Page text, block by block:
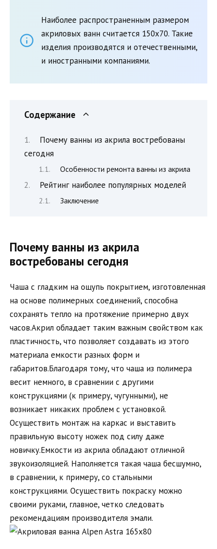
Наиболее распространенным размером
акриловых ванн считается 150х70. Такие
изделия производятся и отечественными,
и иностранными компаниями.
Содержание
Почему ванны из акрила востребованы
сегодня
Особенности ремонта ванны из акрила
Рейтинг наиболее популярных моделей
Заключение
Почему ванны из акрила
востребованы сегодня
Чаша с гладким на ощупь покрытием, изготовленная
на основе полимерных соединений, способна
сохранять тепло на протяжение примерно двух
часов.Акрил обладает таким важным свойством как
пластичность, что позволяет создавать из этого
материала емкости разных форм и
габаритов.Благодаря тому, что чаша из полимера
весит немного, в сравнении с другими
конструкциями (к примеру, чугунными), не
возникает никаких проблем с установкой.
Осуществить монтаж на каркас и выставить
правильную высоту ножек под силу даже
новичку.Емкости из акрила обладают отличной
звукоизоляцией. Наполняется такая чаша бесшумно,
в сравнении, к примеру, со стальными
конструкциями. Осуществить покраску можно
своими руками, главное, четко следовать
рекомендациям производителя эмали.